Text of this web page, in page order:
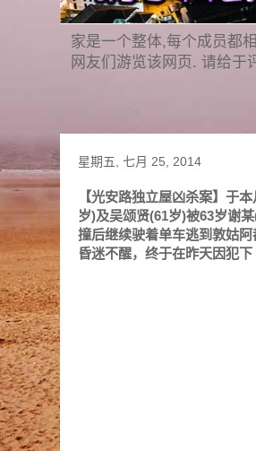
家是一个整体,每个成员都
网友们游览该网页. 请给于
星期五, 七月 25, 2014
【光安路独立屋凶杀案】于
岁)及吴颂贤(61岁)被63岁谢
撞后继续驶着单车逃到敦姑
昏迷不醒，终于在昨天因犯